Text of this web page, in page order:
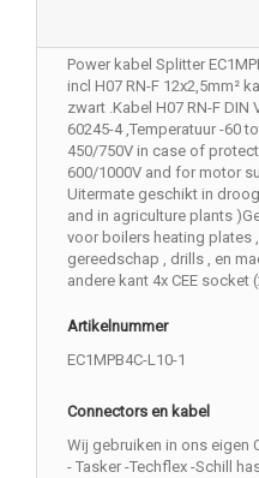
Power kabel Splitter
incl H07 RN-F 12x2,5mm²
zwart .Kabel H07 RN-F DIN
60245-4 ,Temperatuur -60
450/750V in case of
600/1000V and for motor
Uitermate geschikt in
and in agriculture plants
voor boilers heating plates
gereedschap , drills , en
andere kant 4x CEE socket
Artikelnummer
EC1MPB4C-L10-1
Connectors en kabel
Wij gebruiken in ons eigen
- Tasker -Techflex -Schill